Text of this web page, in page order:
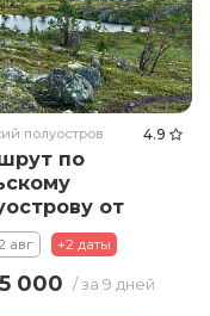
полуостров 4.9
по
от
до
моря.
авг +2 даты
000 / за 9 дней